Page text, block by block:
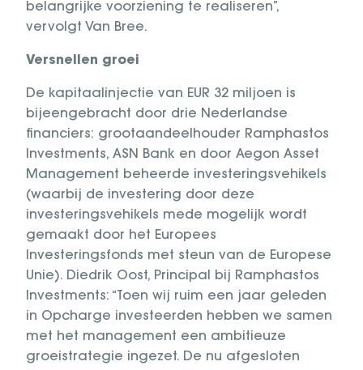
belangrijke voorziening te realiseren”,
vervolgt Van Bree.
Versnellen groei
De kapitaalinjectie van EUR 32 miljoen is
bijeengebracht door drie Nederlandse
financiers: grootaandeelhouder Ramphastos
Investments, ASN Bank en door Aegon Asset
Management beheerde investeringsvehikels
(waarbij de investering door deze
investeringsvehikels mede mogelijk wordt
gemaakt door het Europees
Investeringsfonds met steun van de Europese
Unie). Diedrik Oost, Principal bij Ramphastos
Investments: “Toen wij ruim een jaar geleden
in Opcharge investeerden hebben we samen
met het management een ambitieuze
groeistrategie ingezet. De nu afgesloten